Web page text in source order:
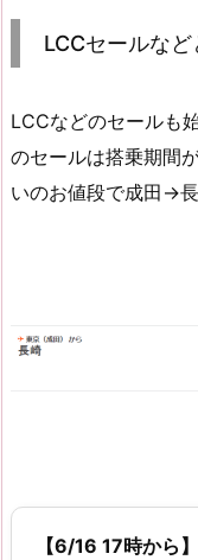
LCCセールな
LCCなどのセールも
のセールは搭乗期間
いのお値段で成田→
【6/16 17時から